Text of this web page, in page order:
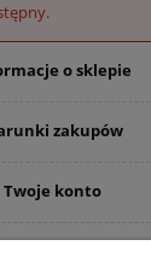
o sklepie
zakupów
Twoje konto